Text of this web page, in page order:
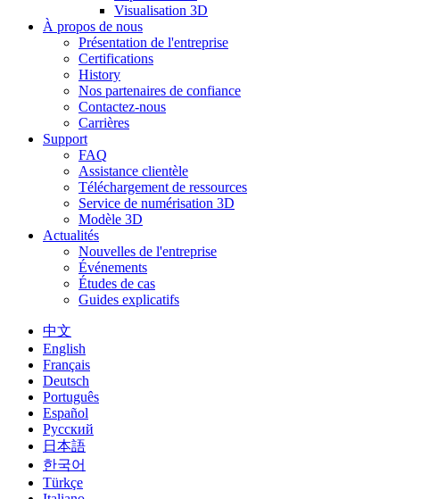
Visualisation 3D
À propos de nous
Présentation de l'entreprise
Certifications
History
Nos partenaires de confiance
Contactez-nous
Carrières
Support
FAQ
Assistance clientèle
Téléchargement de ressources
Service de numérisation 3D
Modèle 3D
Actualités
Nouvelles de l'entreprise
Événements
Études de cas
Guides explicatifs
中文
English
Français
Deutsch
Português
Español
Русский
日本語
한국어
Türkçe